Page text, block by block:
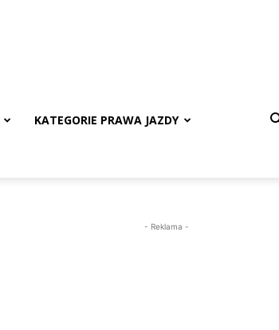
KATEGORIE PRAWA JAZDY
- Reklama -